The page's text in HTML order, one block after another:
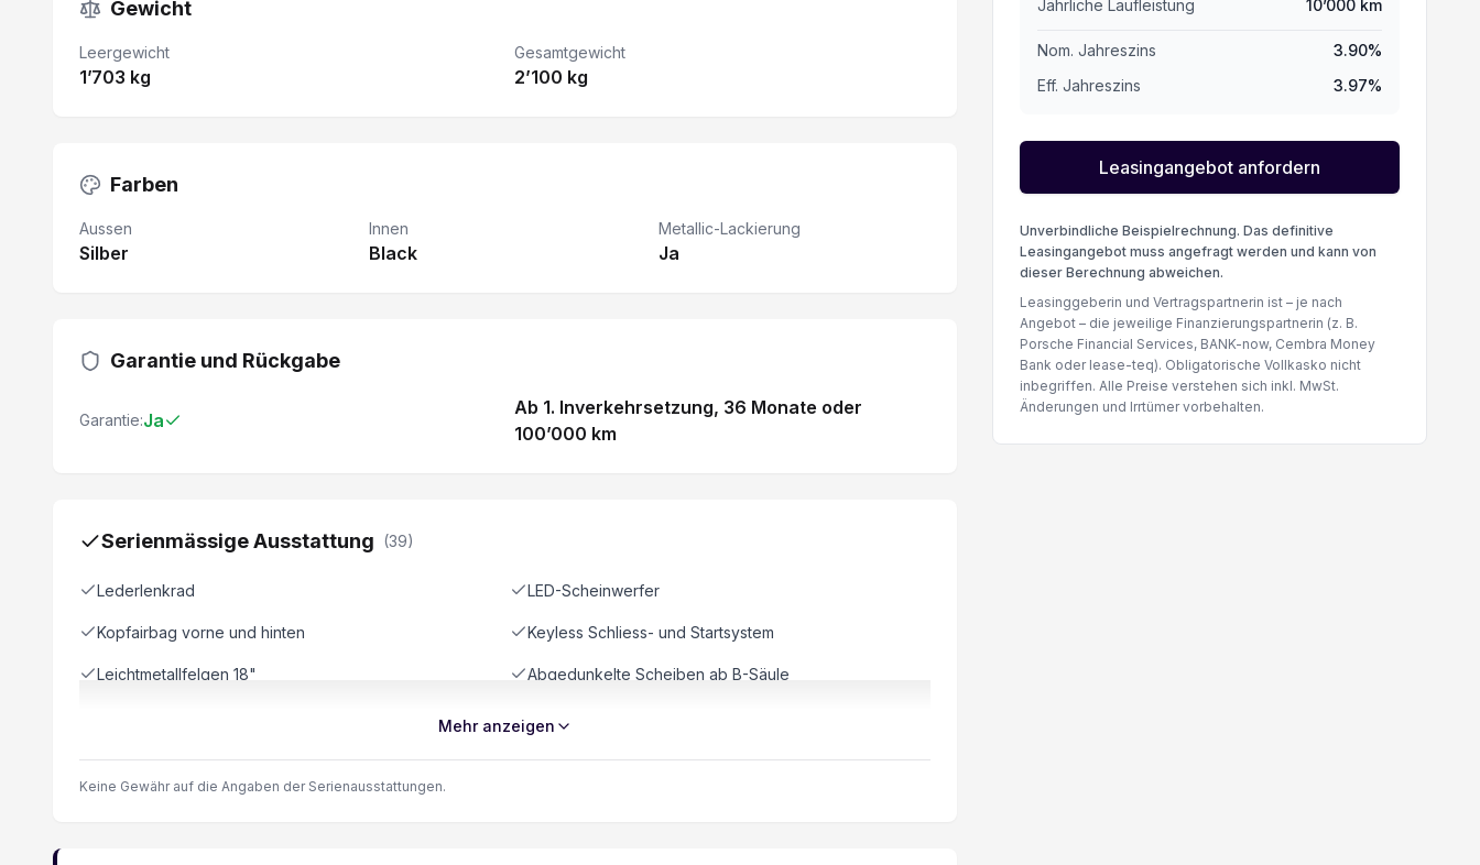
Gewicht
Leergewicht
1’703 kg
Gesamtgewicht
2’100 kg
Farben
Aussen
Silber
Innen
Black
Metallic-Lackierung
Ja
Garantie und Rückgabe
Garantie:Ja
Ab 1. Inverkehrsetzung, 36 Monate oder
100’000 km
Serienmässige Ausstattung (39)
Lederlenkrad LED-Scheinwerfer
Kopfairbag vorne und hinten Keyless Schliess- und Startsystem
Leichtmetallfelgen 18" Abgedunkelte Scheiben ab B-Säule
LED Tagfahrlicht Toter-Winkel-Warnsystem
ABS und EBV Elektr. Bremskraftverteilung inkl. BA
Mehr anzeigen
Keine Gewähr auf die Angaben der Serienausstattungen.
Jährliche Laufleistung
10’000km
Nom. Jahreszins 3.90%
Eff. Jahreszins
3.97%
Leasingangebot anfordern
Unverbindliche Beispielrechnung. Das definitive
Leasingangebot muss angefragt werden und kann von
dieser Berechnung abweichen.
Leasinggeberin und Vertragspartnerin ist – je nach
Angebot – die jeweilige Finanzierungspartnerin (z. B.
Porsche Financial Services, BANK-now, Cembra Money
Bank oder lease-teq). Obligatorische Vollkasko nicht
inbegriffen. Alle Preise verstehen sich inkl. MwSt.
Änderungen und Irrtümer vorbehalten.